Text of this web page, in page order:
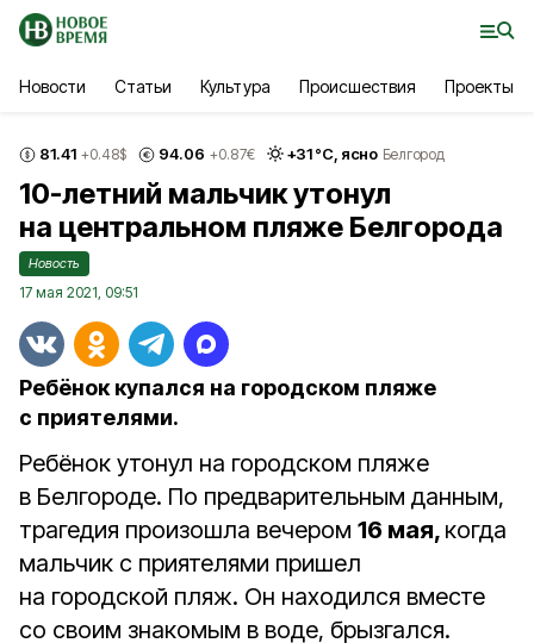
Новости Статьи Культура Происшествия Проекты
81.41 +0.48$ 94.06 +0.87€ +31°С, ясно Белгород
10-летний мальчик утонул
на центральном пляже Белгорода
Новость
17 мая 2021, 09:51
Ребёнок купался на городском пляже
с приятелями.
Ребёнок утонул на городском пляже
в Белгороде. По предварительным данным,
трагедия произошла вечером 16 мая, когда
мальчик с приятелями пришел
на городской пляж. Он находился вместе
со своим знакомым в воде, брызгался.